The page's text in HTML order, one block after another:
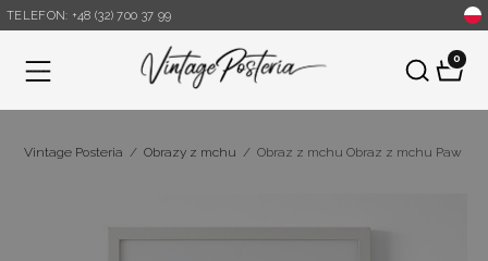
TELEFON: +48 (32) 700 37 99
Menu
0
Vintage Posteria / Obrazy z mchu / Obraz z mchu Obraz z mchu Paw